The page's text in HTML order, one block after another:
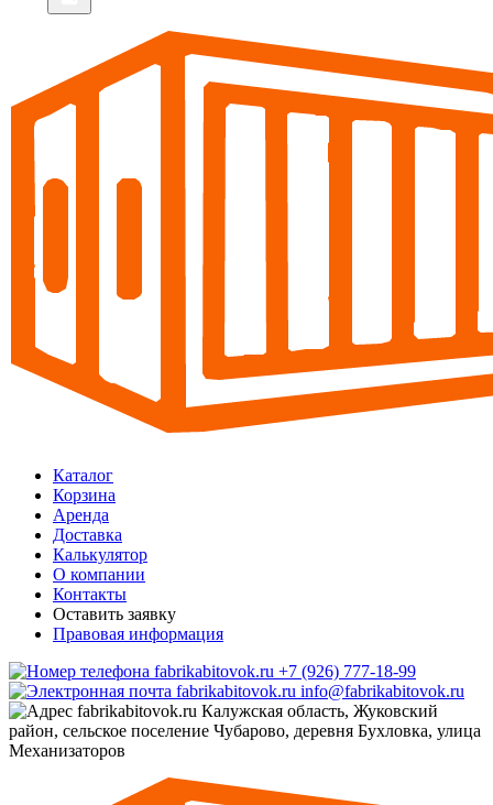
Каталог
Корзина
Аренда
Доставка
Калькулятор
О компании
Контакты
Оставить заявку
Правовая информация
+7 (926) 777-18-99
info@fabrikabitovok.ru
Калужская область, Жуковский
район, сельское поселение Чубарово, деревня Бухловка, улица
Механизаторов